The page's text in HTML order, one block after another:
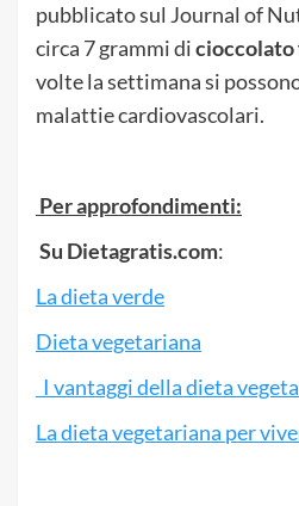
pubblicato sul Journal of
circa 7 grammi dicioccolato
volte la settimana si
malattie cardiovascolari.
Per approfondimenti:
Su Dietagratis.com:
La dieta verde
Dieta vegetariana
I vantaggi della dieta
La dieta vegetariana per